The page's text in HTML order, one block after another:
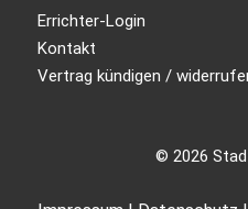
Errichter-Login
Kontakt
Vertrag kündigen /
© 2026